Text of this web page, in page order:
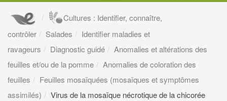
Cultures : Identifier, connaître,
contrôler
Salades
Identifier maladies et
ravageurs
Diagnostic guidé
Anomalies et altérations des
feuilles et/ou de la pomme
Anomalies de coloration des
feuilles
Feuilles mosaïquées (mosaïques et symptômes
assimilés)
Virus de la mosaïque nécrotique de la chicorée